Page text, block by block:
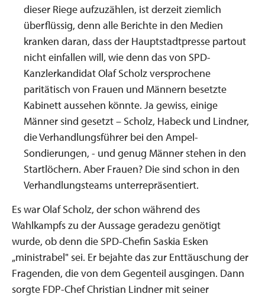
dieser Riege aufzuzählen, ist derzeit ziemlich
überflüssig, denn alle Berichte in den Medien
kranken daran, dass der Hauptstadtpresse partout
nicht einfallen will, wie denn das von SPD-
Kanzlerkandidat Olaf Scholz versprochene
paritätisch von Frauen und Männern besetzte
Kabinett aussehen könnte. Ja gewiss, einige
Männer sind gesetzt – Scholz, Habeck und Lindner,
die Verhandlungsführer bei den Ampel-
Sondierungen, - und genug Männer stehen in den
Startlöchern. Aber Frauen? Die sind schon in den
Verhandlungsteams unterrepräsentiert.
Es war Olaf Scholz, der schon während des
Wahlkampfs zu der Aussage geradezu genötigt
wurde, ob denn die SPD-Chefin Saskia Esken
„ministrabel" sei. Er bejahte das zur Enttäuschung der
Fragenden, die von dem Gegenteil ausgingen. Dann
sorgte FDP-Chef Christian Lindner mit seiner